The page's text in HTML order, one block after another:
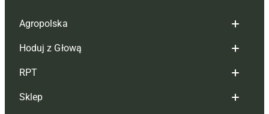
Agropolska
Redakcja
Reklama
Tagi
Hoduj z Głową
Hoduj z głową bydło
Hoduj z głową świnie
RPT
Redakcja
Sklep